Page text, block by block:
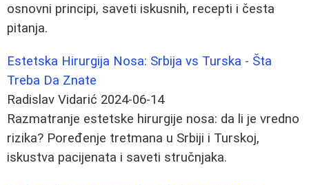
osnovni principi, saveti iskusnih, recepti i česta
pitanja.
Estetska Hirurgija Nosa: Srbija vs Turska - Šta
Treba Da Znate
Radislav Vidarić 2024-06-14
Razmatranje estetske hirurgije nosa: da li je vredno
rizika? Poređenje tretmana u Srbiji i Turskoj,
iskustva pacijenata i saveti stručnjaka.